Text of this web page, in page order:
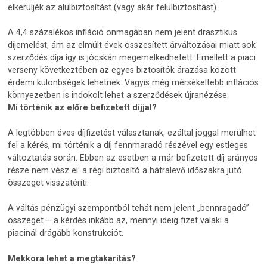
elkerüljék az alulbiztosítást (vagy akár felülbiztosítást).
A 4,4 százalékos infláció önmagában nem jelent drasztikus
díjemelést, ám az elmúlt évek összesített árváltozásai miatt sok
szerződés díja így is jócskán megemelkedhetett. Emellett a piaci
verseny következtében az egyes biztosítók árazása között
érdemi különbségek lehetnek. Vagyis még mérsékeltebb inflációs
környezetben is indokolt lehet a szerződések újranézése.
Mi történik az előre befizetett díjjal?
A legtöbben éves díjfizetést választanak, ezáltal joggal merülhet
fel a kérés, mi történik a díj fennmaradó részével egy estleges
változtatás során. Ebben az esetben a már befizetett díj arányos
része nem vész el: a régi biztosító a hátralevő időszakra jutó
összeget visszatéríti.
A váltás pénzügyi szempontból tehát nem jelent „bennragadó”
összeget – a kérdés inkább az, mennyi ideig fizet valaki a
piacinál drágább konstrukciót.
Mekkora lehet a megtakarítás?